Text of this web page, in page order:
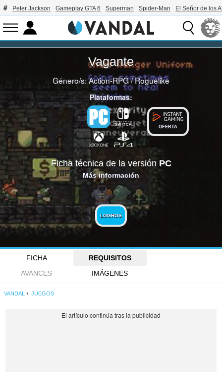
Peter Jackson Gameplay GTA 6 Superman Spider-Man El Señor de los
Vagante
Género/s:Action-RPG/Roguelike
Plataformas:
OFERTA
Ficha técnica de la versión PC
Más información
LOGROS
FICHA
REQUISITOS
AVANCES
IMÁGENES
VANDAL JUEGOS